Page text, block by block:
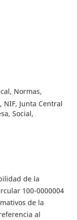
Normas,
NIF, Junta Central
Social,
de la
100-0000004
de la
al